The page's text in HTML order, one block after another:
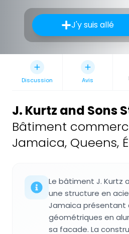
J'y suis allé
Discussion Avis
J. Kurtz and Sons
Bâtiment
Jamaica, Queens,
Le bâtiment J. Kurtz
une structure en
Jamaica présentant
géométriques en
sa facade. La